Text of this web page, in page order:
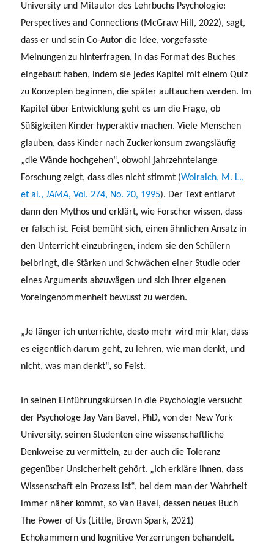
University und Mitautor des Lehrbuchs Psychologie:
Perspectives and Connections (McGraw Hill, 2022), sagt,
dass er und sein Co-Autor die Idee, vorgefasste
Meinungen zu hinterfragen, in das Format des Buches
eingebaut haben, indem sie jedes Kapitel mit einem Quiz
zu Konzepten beginnen, die später auftauchen werden. Im
Kapitel über Entwicklung geht es um die Frage, ob
Süßigkeiten Kinder hyperaktiv machen. Viele Menschen
glauben, dass Kinder nach Zuckerkonsum zwangsläufig
„die Wände hochgehen“, obwohl jahrzehntelange
Forschung zeigt, dass dies nicht stimmt (Wolraich, M. L.,
et al.,JAMA, Vol. 274, No. 20, 1995). Der Text entlarvt
dann den Mythos und erklärt, wie Forscher wissen, dass
er falsch ist. Feist bemüht sich, einen ähnlichen Ansatz in
den Unterricht einzubringen, indem sie den Schülern
beibringt, die Stärken und Schwächen einer Studie oder
eines Arguments abzuwägen und sich ihrer eigenen
Voreingenommenheit bewusst zu werden.
„Je länger ich unterrichte, desto mehr wird mir klar, dass
es eigentlich darum geht, zu lehren, wie man denkt, und
nicht, was man denkt“, so Feist.
In seinen Einführungskursen in die Psychologie versucht
der Psychologe Jay Van Bavel, PhD, von der New York
University, seinen Studenten eine wissenschaftliche
Denkweise zu vermitteln, zu der auch die Toleranz
gegenüber Unsicherheit gehört. „Ich erkläre ihnen, dass
Wissenschaft ein Prozess ist“, bei dem man der Wahrheit
immer näher kommt, so Van Bavel, dessen neues Buch
The Power of Us (Little, Brown Spark, 2021)
Echokammern und kognitive Verzerrungen behandelt.